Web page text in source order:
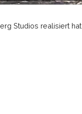
Studios realisiert hat